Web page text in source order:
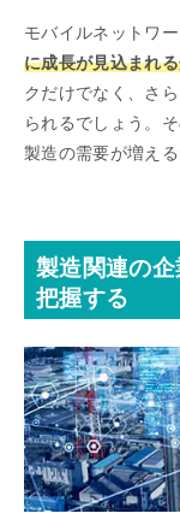
モバイルネットワ
に成長が見込まれ
クだけでなく、さ
られるでしょう。
製造の需要が増え
製造関連の
把握する